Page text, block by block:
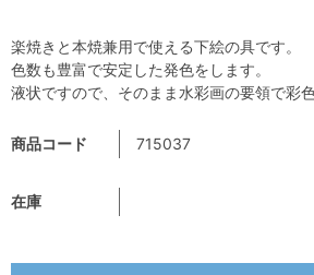
商品コード 715037
在庫
楽焼きと本焼兼用で使える下絵の具です。
色数も豊富で安定した発色をします。
液状ですので、そのまま水彩画の要領で彩色